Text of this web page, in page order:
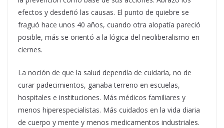
efectos y desdeñó las causas. El punto de quiebre se
fraguó hace unos 40 años, cuando otra alopatía pareció
posible, más se orientó a la lógica del neoliberalismo en
ciernes.
La noción de que la salud dependía de cuidarla, no de
curar padecimientos, ganaba terreno en escuelas,
hospitales e instituciones. Más médicos familiares y
menos hiperespecialistas. Más cuidados en la vida diaria
de cuerpo y mente y menos medicamentos industriales.